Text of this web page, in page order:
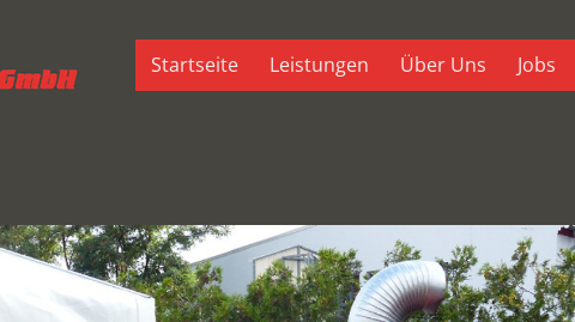
Startseite Leistungen Über Uns Jobs